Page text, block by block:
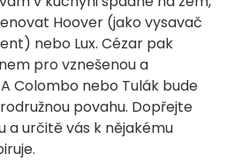
Hoover (jako vysavač
nebo Lux. Cézar pak
pro vznešenou a
Colombo nebo Tulák bude
povahu. Dopřejte
a určitě vás k nějakému